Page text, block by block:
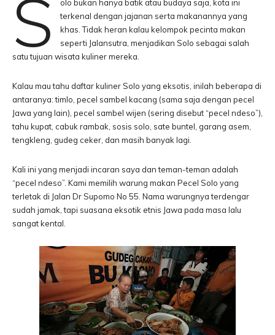
S
olo bukan hanya batik atau budaya saja, kota ini
terkenal dengan jajanan serta makanannya yang
khas. Tidak heran kalau kelompok pecinta makan
seperti Jalansutra, menjadikan Solo sebagai salah
satu tujuan wisata kuliner mereka.
Kalau mau tahu daftar kuliner Solo yang eksotis, inilah beberapa di
antaranya: timlo, pecel sambel kacang (sama saja dengan pecel
Jawa yang lain), pecel sambel wijen (sering disebut “pecel ndeso”),
tahu kupat, cabuk rambak, sosis solo, sate buntel, garang asem,
tengkleng, gudeg ceker, dan masih banyak lagi.
Kali ini yang menjadi incaran saya dan teman-teman adalah
“pecel ndeso”. Kami memilih warung makan Pecel Solo yang
terletak di Jalan Dr Supomo No 55. Nama warungnya terdengar
sudah jamak, tapi suasana eksotik etnis Jawa pada masa lalu
sangat kental.